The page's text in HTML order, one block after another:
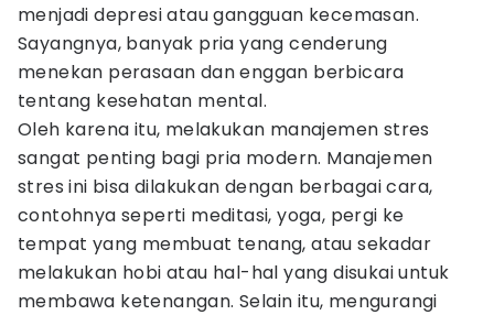
menjadi depresi atau gangguan kecemasan.
Sayangnya, banyak pria yang cenderung
menekan perasaan dan enggan berbicara
tentang kesehatan mental.
Oleh karena itu, melakukan manajemen stres
sangat penting bagi pria modern. Manajemen
stres ini bisa dilakukan dengan berbagai cara,
contohnya seperti meditasi, yoga, pergi ke
tempat yang membuat tenang, atau sekadar
melakukan hobi atau hal-hal yang disukai untuk
membawa ketenangan. Selain itu, mengurangi